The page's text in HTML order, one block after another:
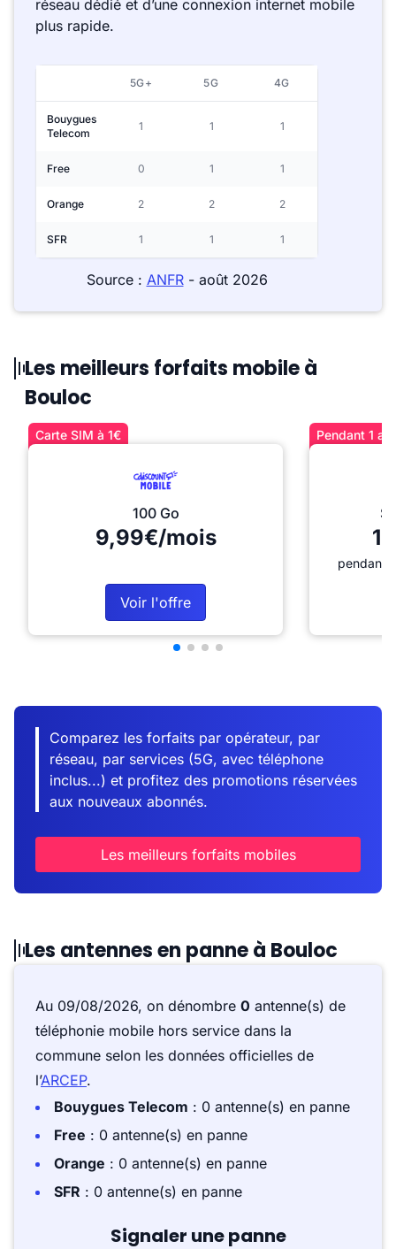
réseau dédié et d’une connexion internet mobile
plus rapide.
5G+ 5G 4G
Bouygues
Telecom
1 1 1
Free 0 1 1
Orange 2 2 2
SFR 1 1 1
Source : ANFR- août 2026
Les meilleurs forfaits mobile à
Bouloc
Carte SIM à 1€
100 Go
9,99€/mois
Voir l'offre
Pendant 1
pendant
Comparez les forfaits par opérateur, par
réseau, par services (5G, avec téléphone
inclus...) et profitez des promotions réservées
aux nouveaux abonnés.
Les meilleurs forfaits mobiles
Les antennes en panne à Bouloc
Au 09/08/2026, on dénombre 0 antenne(s) de
téléphonie mobile hors service dans la
commune selon les données officielles de
l’ARCEP.
Bouygues Telecom : 0 antenne(s) en panne
Free : 0 antenne(s) en panne
Orange : 0 antenne(s) en panne
SFR : 0 antenne(s) en panne
Signaler une panne